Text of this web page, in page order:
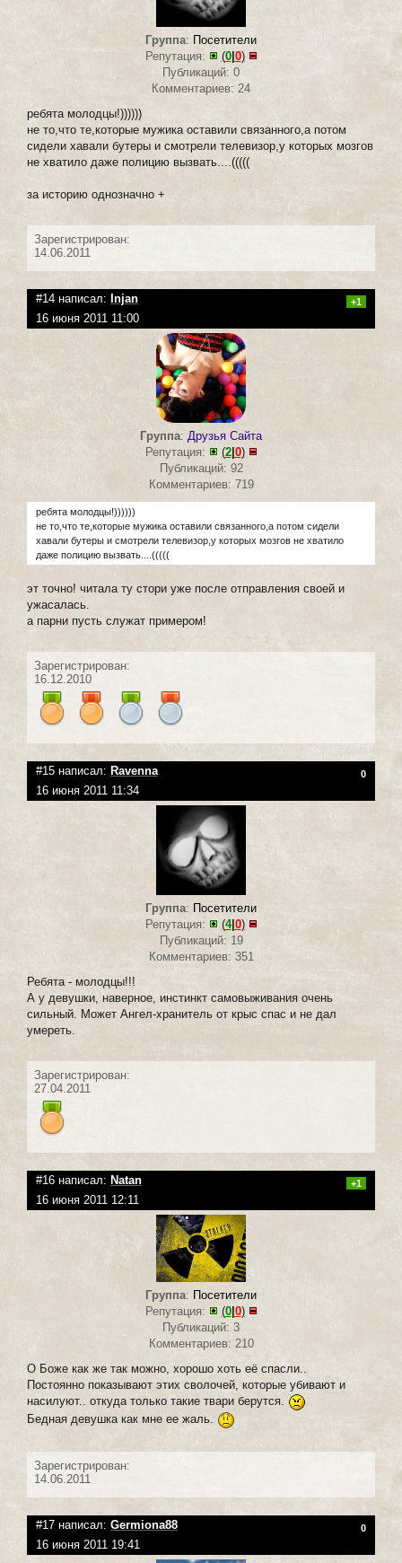
Группа: Посетители
Репутация:
(0|0)
Публикаций: 0
Комментариев: 24
ребята молодцы!))))))
не то,что те,которые мужика оставили связанного,а потом
сидели хавали бутеры и смотрели телевизор,у которых мозгов
не хватило даже полицию вызвать....(((((
за историю однозначно +
Зарегистрирован:
14.06.2011
#14 написал: Injan +1
16 июня 2011 11:00
Группа: Друзья Сайта
Репутация:
(2|0)
Публикаций: 92
Комментариев: 719
ребята молодцы!))))))
не то,что те,которые мужика оставили связанного,а потом сидели
хавали бутеры и смотрели телевизор,у которых мозгов не хватило
даже полицию вызвать....(((((
эт точно! читала ту стори уже после отправления своей и
ужасалась.
а парни пусть служат примером!
Зарегистрирован:
16.12.2010
#15 написал: Ravenna 0
16 июня 2011 11:34
Группа: Посетители
Репутация:
(4|0)
Публикаций: 19
Комментариев: 351
Ребята - молодцы!!!
А у девушки, наверное, инстинкт самовыживания очень
сильный. Может Ангел-хранитель от крыс спас и не дал
умереть.
Зарегистрирован:
27.04.2011
#16 написал: Natan +1
16 июня 2011 12:11
Группа: Посетители
Репутация:
(0|0)
Публикаций: 3
Комментариев: 210
О Боже как же так можно, хорошо хоть её спасли..
Постоянно показывают этих сволочей, которые убивают и
насилуют.. откуда только такие твари берутся.
Бедная девушка как мне ее жаль.
Зарегистрирован:
14.06.2011
#17 написал: Germiona88 0
16 июня 2011 19:41